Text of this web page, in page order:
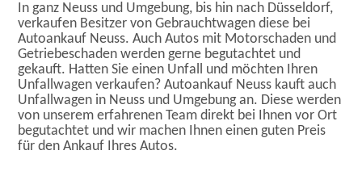
In ganz Neuss und Umgebung, bis hin nach Düsseldorf,
verkaufen Besitzer von Gebrauchtwagen diese bei
Autoankauf Neuss. Auch Autos mit Motorschaden und
Getriebeschaden werden gerne begutachtet und
gekauft. Hatten Sie einen Unfall und möchten Ihren
Unfallwagen verkaufen? Autoankauf Neuss kauft auch
Unfallwagen in Neuss und Umgebung an. Diese werden
von unserem erfahrenen Team direkt bei Ihnen vor Ort
begutachtet und wir machen Ihnen einen guten Preis
für den Ankauf Ihres Autos.